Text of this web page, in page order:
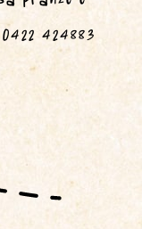
424883